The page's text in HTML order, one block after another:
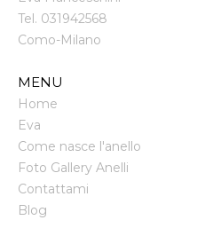
Tel. 031942568
Como-Milano
MENU
Home
Eva
Come nasce l'anello
Foto Gallery Anelli
Contattami
Blog